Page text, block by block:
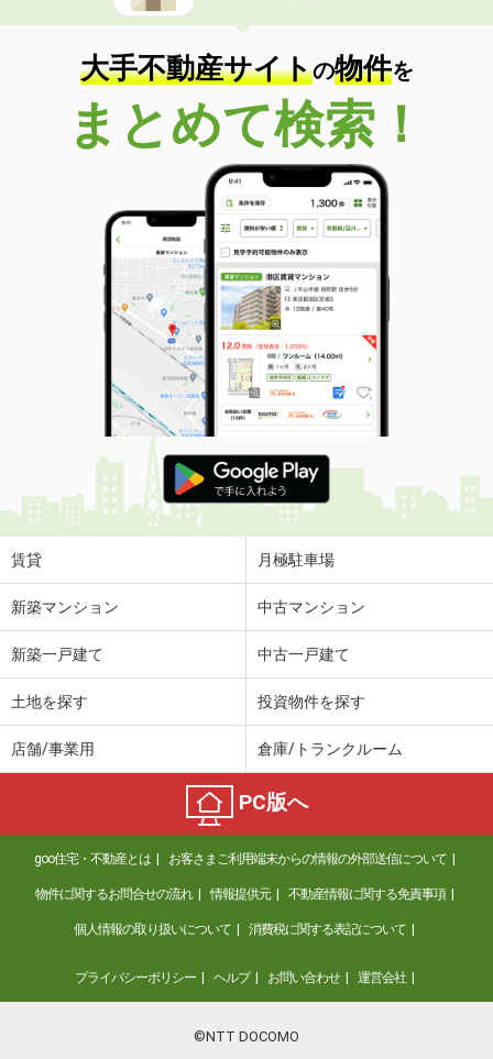
大手不動産サイトの物件を
まとめて検索！
賃貸 月極駐車場
新築マンション 中古マンション
新築一戸建て 中古一戸建て
土地を探す 投資物件を探す
店舗/事業用 倉庫/トランクルーム
PC版へ
goo住宅・不動産とは お客さまご利用端末からの情報の外部送信について
物件に関するお問合せの流れ 情報提供元 不動産情報に関する免責事項
個人情報の取り扱いについて 消費税に関する表記について
プライバシーポリシー ヘルプ お問い合わせ 運営会社
©NTT DOCOMO